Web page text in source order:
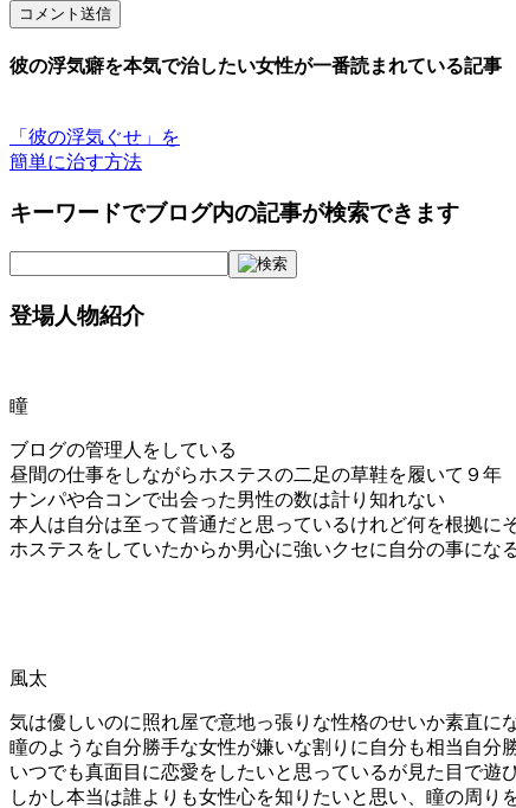
コメント送信
彼の浮気癖を本気で治したい女性が一番読まれている記事
「彼の浮気ぐせ」を
簡単に治す方法
キーワードでブログ内の記事が検索できます
登場人物紹介
瞳
ブログの管理人をしている
昼間の仕事をしながらホステスの二足の草鞋を履いて９年
ナンパや合コンで出会った男性の数は計り知れない
本人は自分は至って普通だと思っているけれど何を根拠に
ホステスをしていたからか男心に強いクセに自分の事にな
風太
気は優しいのに照れ屋で意地っ張りな性格のせいか素直に
瞳のような自分勝手な女性が嫌いな割りに自分も相当自分
いつでも真面目に恋愛をしたいと思っているが見た目で遊
しかし本当は誰よりも女性心を知りたいと思い、瞳の周り